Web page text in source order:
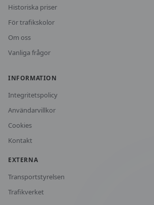
Historiska priser
För trafikskolor
Om oss
Vanliga frågor
INFORMATION
Integritetspolicy
Användarvillkor
Cookies
Kontakt
EXTERNA
Transportstyrelsen
Trafikverket